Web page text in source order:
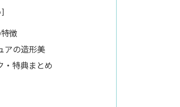
徴
アの造形美
・特典まとめ